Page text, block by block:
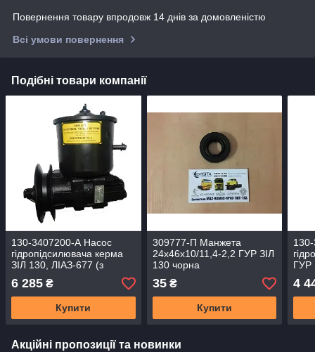
Повернення товару впродовж 14 днів за домовленістю
Всі умови повернення
Подібні товари компанії
130-3407200-А Насос
гідропідсилювача керма
ЗІЛ 130, ЛІАЗ-677 (з
бачком) (зі шківом)
(Камком)
6 285 ₴
Купити
309777-П Манжета
24х46х10/11,4-2,2 ГУР ЗІЛ
130 чорна
35₴
Купити
ГУР
4
Акційні пропозиції та новинки